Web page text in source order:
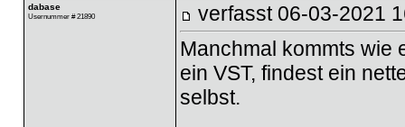
dabase
Usernummer # 21890 verfasst 06-03-2021
Manchmal kommts wie
ein VST, findest ein
selbst.